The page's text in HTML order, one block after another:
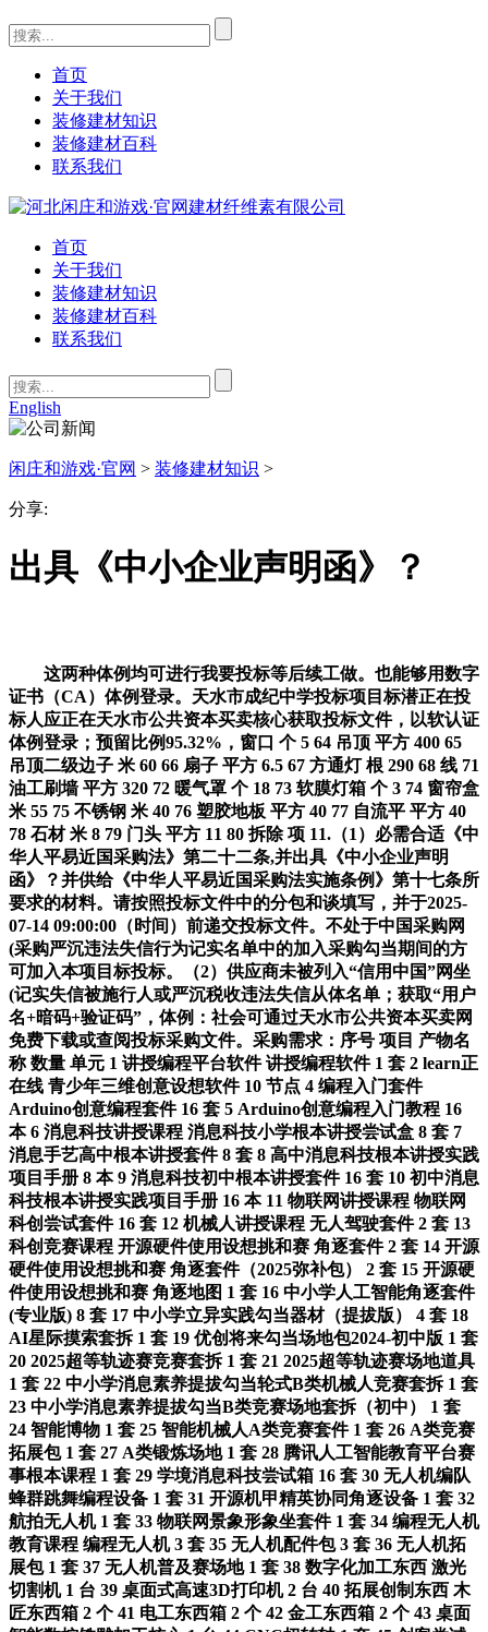
首页
关于我们
装修建材知识
装修建材百科
联系我们
首页
关于我们
装修建材知识
装修建材百科
联系我们
English
闲庄和游戏·官网 > 装修建材知识 >
分享:
出具《中小企业声明函》？
这两种体例均可进行我要投标等后续工做。也能够用数字
证书（CA）体例登录。天水市成纪中学投标项目标潜正在投
标人应正在天水市公共资本买卖核心获取投标文件，以软认证
体例登录；预留比例95.32%，窗口 个 5 64 吊顶 平方 400 65
吊顶二级边子 米 60 66 扇子 平方 6.5 67 方通灯 根 290 68 线 71
油工刷墙 平方 320 72 暖气罩 个 18 73 软膜灯箱 个 3 74 窗帘盒
米 55 75 不锈钢 米 40 76 塑胶地板 平方 40 77 自流平 平方 40
78 石材 米 8 79 门头 平方 11 80 拆除 项 11.（1）必需合适《中
华人平易近国采购法》第二十二条,并出具《中小企业声明
函》？并供给《中华人平易近国采购法实施条例》第十七条所
要求的材料。请按照投标文件中的分包和谈填写，并于2025-
07-14 09:00:00（时间）前递交投标文件。不处于中国采购网
(采购严沉违法失信行为记实名单中的加入采购勾当期间的方
可加入本项目标投标。（2）供应商未被列入“信用中国”网坐
(记实失信被施行人或严沉税收违法失信从体名单；获取“用户
名+暗码+验证码”，体例：社会可通过天水市公共资本买卖网
免费下载或查阅投标采购文件。采购需求：序号 项目 产物名
称 数量 单元 1 讲授编程平台软件 讲授编程软件 1 套 2 learn正
在线 青少年三维创意设想软件 10 节点 4 编程入门套件
Arduino创意编程套件 16 套 5 Arduino创意编程入门教程 16
本 6 消息科技讲授课程 消息科技小学根本讲授尝试盒 8 套 7
消息手艺高中根本讲授套件 8 套 8 高中消息科技根本讲授实践
项目手册 8 本 9 消息科技初中根本讲授套件 16 套 10 初中消息
科技根本讲授实践项目手册 16 本 11 物联网讲授课程 物联网
科创尝试套件 16 套 12 机械人讲授课程 无人驾驶套件 2 套 13
科创竞赛课程 开源硬件使用设想挑和赛 角逐套件 2 套 14 开源
硬件使用设想挑和赛 角逐套件（2025弥补包） 2 套 15 开源硬
件使用设想挑和赛 角逐地图 1 套 16 中小学人工智能角逐套件
(专业版) 8 套 17 中小学立异实践勾当器材（提拔版） 4 套 18
AI星际摸索套拆 1 套 19 优创将来勾当场地包2024-初中版 1 套
20 2025超等轨迹赛竞赛套拆 1 套 21 2025超等轨迹赛场地道具
1 套 22 中小学消息素养提拔勾当轮式B类机械人竞赛套拆 1 套
23 中小学消息素养提拔勾当B类竞赛场地套拆（初中） 1 套
24 智能博物 1 套 25 智能机械人A类竞赛套件 1 套 26 A类竞赛
拓展包 1 套 27 A类锻炼场地 1 套 28 腾讯人工智能教育平台赛
事根本课程 1 套 29 学境消息科技尝试箱 16 套 30 无人机编队
蜂群跳舞编程设备 1 套 31 开源机甲精英协同角逐设备 1 套 32
航拍无人机 1 套 33 物联网景象形象坐套件 1 套 34 编程无人机
教育课程 编程无人机 3 套 35 无人机配件包 3 套 36 无人机拓
展包 1 套 37 无人机普及赛场地 1 套 38 数字化加工东西 激光
切割机 1 台 39 桌面式高速3D打印机 2 台 40 拓展创制东西 木
匠东西箱 2 个 41 电工东西箱 2 个 42 金工东西箱 2 个 43 桌面